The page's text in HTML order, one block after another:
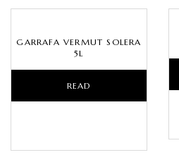
GARRAFA VERMUT SOLERA
5L
READ